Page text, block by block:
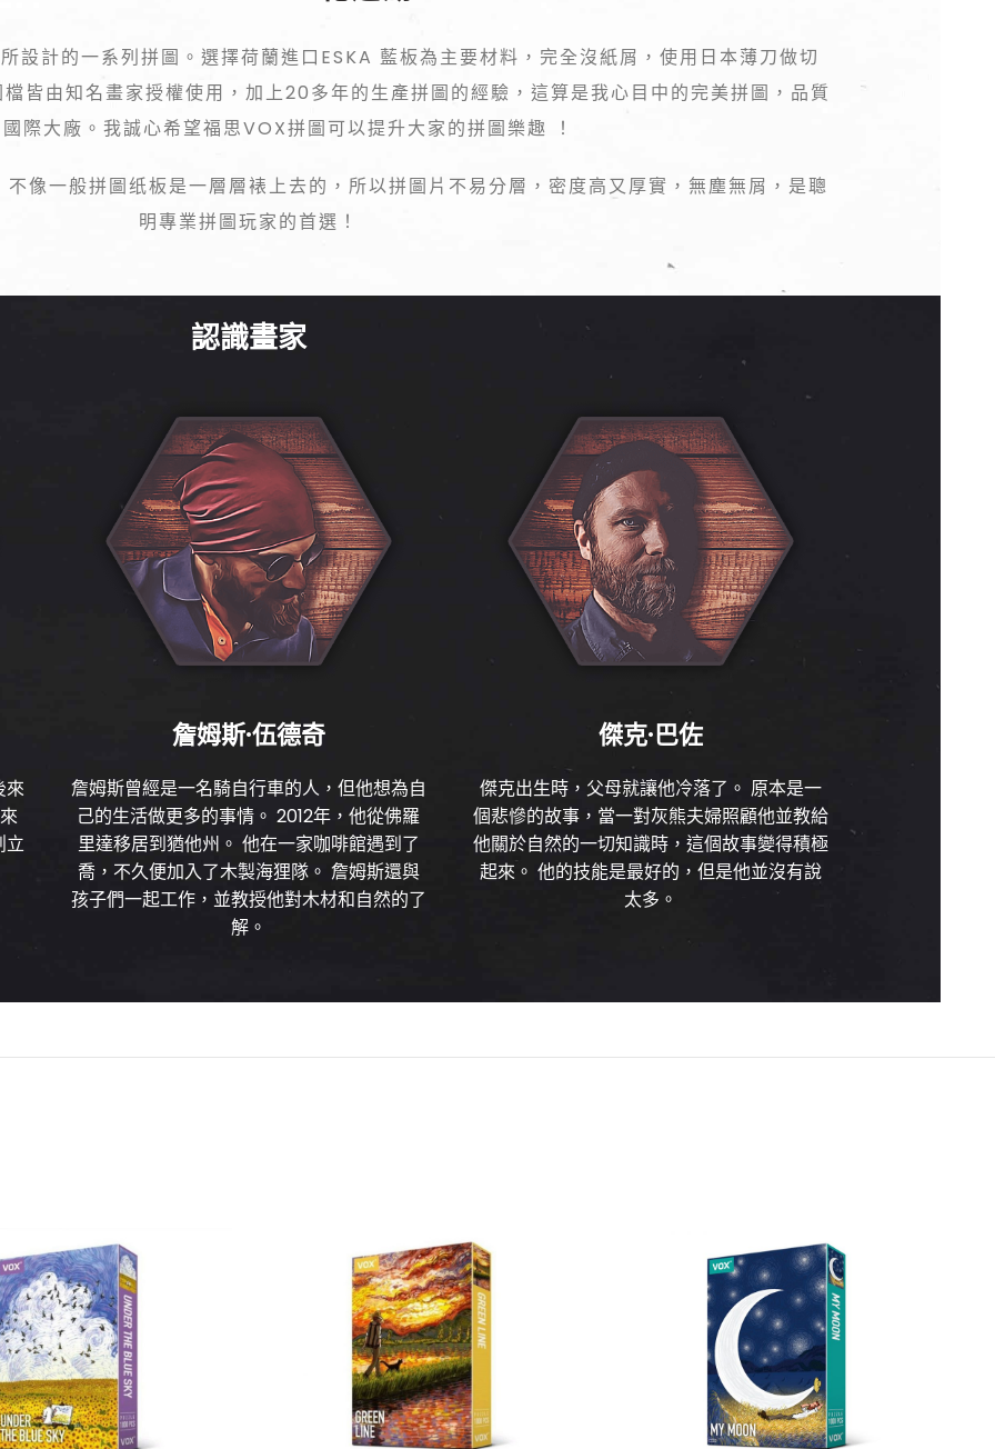
設計的一系列拼圖。選擇荷蘭進口ESKA 藍板為主要材料，完全沒紙屑，使用日本薄刀做切
皆由知名畫家授權使用，加上20多年的生產拼圖的經驗，這算是我心目中的完美拼圖，品質
際大廠。我誠心希望福思VOX拼圖可以提升大家的拼圖樂趣 ！
像一般拼圖纸板是一層層裱上去的，所以拼圖片不易分層，密度高又厚實，無塵無屑，是聰
明專業拼圖玩家的首選！
認識畫家
來
立
詹姆斯·伍德奇
詹姆斯曾經是一名騎自行車的人，但他想為自
己的生活做更多的事情。 2012年，他從佛羅
里達移居到猶他州。 他在一家咖啡館遇到了
喬，不久便加入了木製海狸隊。 詹姆斯還與
孩子們一起工作，並教授他對木材和自然的了
解。
傑克·巴佐
傑克出生時，父母就讓他冷落了。 原本是一
個悲慘的故事，當一對灰熊夫婦照顧他並教給
他關於自然的一切知識時，這個故事變得積極
起來。 他的技能是最好的，但是他並沒有說
太多。